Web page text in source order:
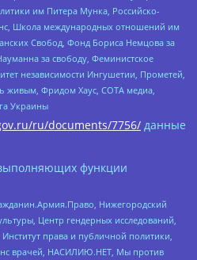
им Питера Мунка, Российско-
Школа международных отношений им
Свобод, Фонд Бориса Немцова за
за свободу, Феминистское
независимости Ингушетии, Прометей,
живым, Фридом Хаус, СОТА медиа,
Украины
ru/documents/7756/ данные
функции
Нижегородский
Центр гендерных исследований,
права и публичной политики,
врачей, НАСИЛИЮ.НЕТ, Мы против